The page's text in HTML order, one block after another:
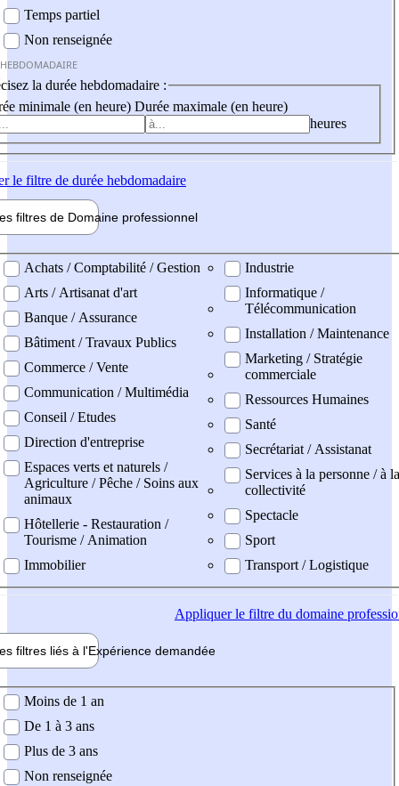
Temps partiel
Non renseignée
la durée hebdomadaire :
minimale (en heure) Durée maximale (en heure)
heures
le filtre de durée hebdomadaire
filtres de Domaine professionnel
professionel
Achats / Comptabilité / Gestion
Arts / Artisanat d'art
Banque / Assurance
Bâtiment / Travaux Publics
Commerce / Vente
Communication / Multimédia
Conseil / Etudes
Direction d'entreprise
Espaces verts et naturels /
Agriculture / Pêche / Soins aux
animaux
Hôtellerie - Restauration /
Tourisme / Animation
Immobilier
Industrie
Informatique /
Télécommunication
Installation / Maintenance
Marketing / Stratégie
commerciale
Ressources Humaines
Santé
Secrétariat / Assistanat
Services à la personne / à la
collectivité
Spectacle
Sport
Transport / Logistique
Appliquerle filtre du domaine
filtres liés à l'Expérience demandée
demandée
Moins de 1 an
De 1 à 3 ans
Plus de 3 ans
Non renseignée